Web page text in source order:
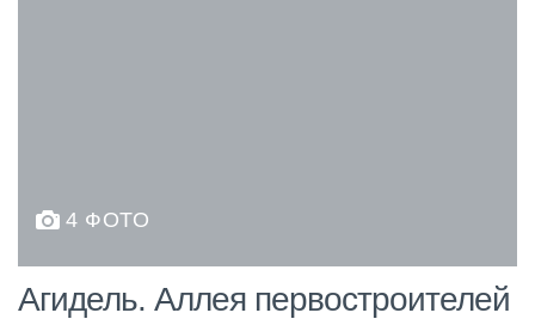
4 ФОТО
Агидель. Аллея первостроителей